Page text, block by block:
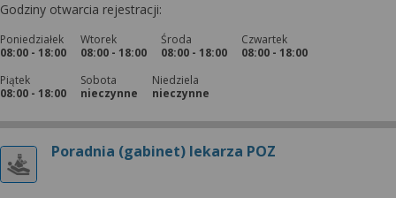
Godziny otwarcia rejestracji:
Poniedziałek
08:00 - 18:00
Wtorek
08:00 - 18:00
Środa
08:00 - 18:00
Czwartek
08:00 - 18:00
Piątek
08:00 - 18:00
Sobota
nieczynne
Niedziela
nieczynne
Poradnia (gabinet) lekarza POZ